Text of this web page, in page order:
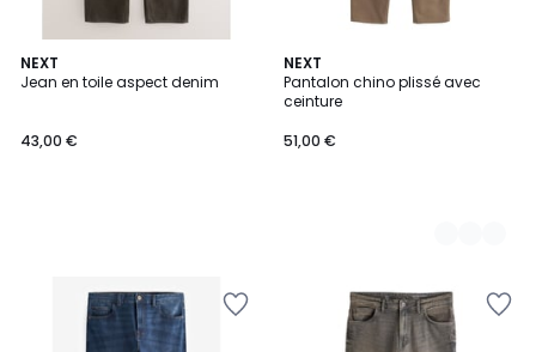
NEXT
Jean en toile aspect denim
43,00 €
NEXT
Pantalon chino plissé avec
ceinture
51,00 €
2
Couleurs